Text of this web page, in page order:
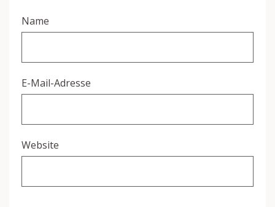
Name
E-Mail-Adresse
Website